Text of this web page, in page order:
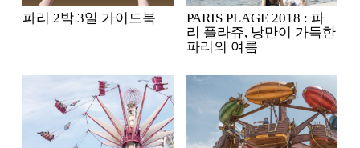
파리 2박 3일 가이드북
PARIS PLAGE 2018 : 파
리 플라쥬, 낭만이 가득한
파리의 여름